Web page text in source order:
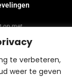
te verbeteren,
weer te geven
op met